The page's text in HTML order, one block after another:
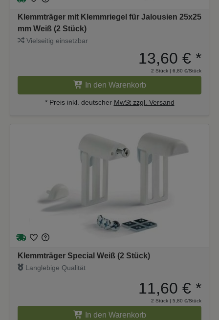
Klemmträger mit Klemmriegel für Jalousien 25x25
mm Weiß (2 Stück)
Vielseitig einsetzbar
13,60 € *
2 Stück | 6,80 €/Stück
In den Warenkorb
* Preis inkl. deutscher MwSt zzgl. Versand
Klemmträger Special Weiß (2 Stück)
Langlebige Qualität
11,60 € *
2 Stück | 5,80 €/Stück
In den Warenkorb